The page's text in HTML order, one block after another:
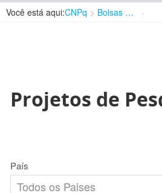
Você está aqui:CNPq Bolsas e Auxílios Vigentes
Projetos de
País